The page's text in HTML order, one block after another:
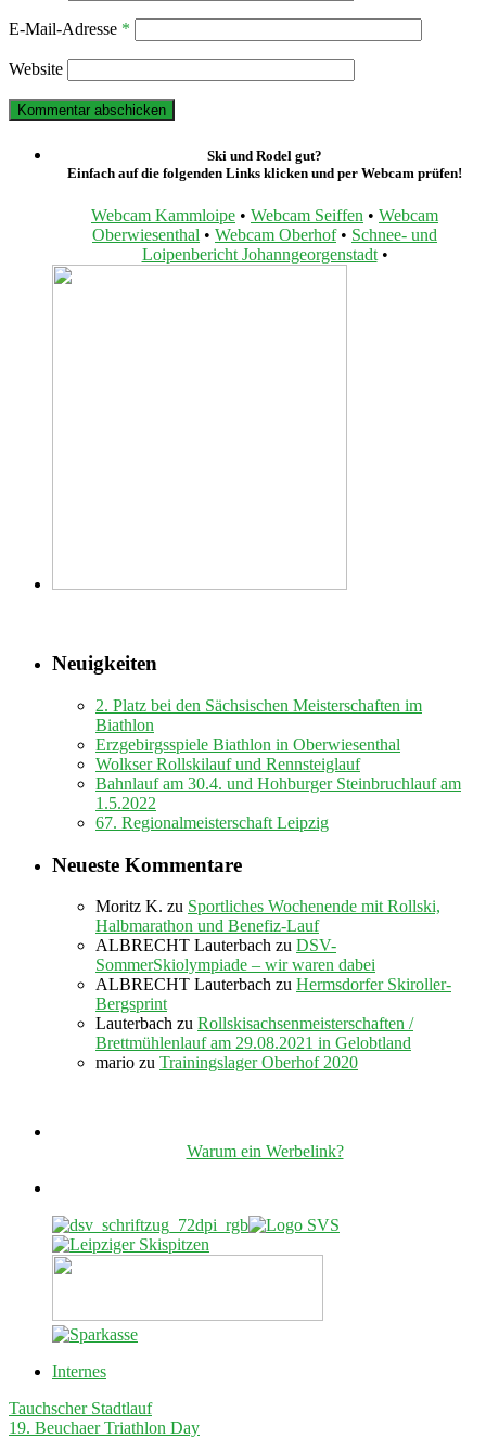
E-Mail-Adresse *
Website
Ski und Rodel gut?
Einfach auf die folgenden Links klicken und per Webcam prüfen!
Webcam Kammloipe • Webcam Seiffen • Webcam
Oberwiesenthal • Webcam Oberhof• Schnee- und
Loipenbericht Johanngeorgenstadt•
Neuigkeiten
2. Platz bei den Sächsischen Meisterschaften im
Biathlon
Erzgebirgsspiele Biathlon in Oberwiesenthal
Wolkser Rollskilauf und Rennsteiglauf
Bahnlauf am 30.4. und Hohburger Steinbruchlauf am
1.5.2022
67. Regionalmeisterschaft Leipzig
Neueste Kommentare
Moritz K. zu Sportliches Wochenende mit Rollski,
Halbmarathon und Benefiz-Lauf
ALBRECHT Lauterbach zu DSV-
SommerSkiolympiade – wir waren dabei
ALBRECHT Lauterbach zu Hermsdorfer Skiroller-
Bergsprint
Lauterbach zu Rollskisachsenmeisterschaften /
Brettmühlenlauf am 29.08.2021 in Gelobtland
mario zu Trainingslager Oberhof 2020
Warum ein Werbelink?
Internes
Tauchscher Stadtlauf
19. Beuchaer Triathlon Day